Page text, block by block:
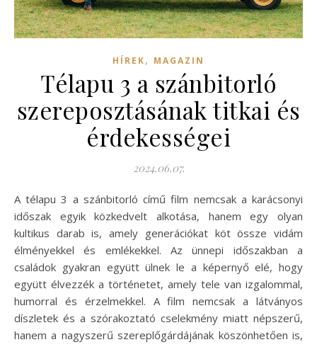
HÍREK, MAGAZIN
Télapu 3 a szánbitorló
szereposztásának titkai és
érdekességei
2024.06.07.
A télapu 3 a szánbitorló című film nemcsak a karácsonyi
időszak egyik közkedvelt alkotása, hanem egy olyan
kultikus darab is, amely generációkat köt össze vidám
élményekkel és emlékekkel. Az ünnepi időszakban a
családok gyakran együtt ülnek le a képernyő elé, hogy
együtt élvezzék a történetet, amely tele van izgalommal,
humorral és érzelmekkel. A film nemcsak a látványos
díszletek és a szórakoztató cselekmény miatt népszerű,
hanem a nagyszerű szereplőgárdájának köszönhetően is,